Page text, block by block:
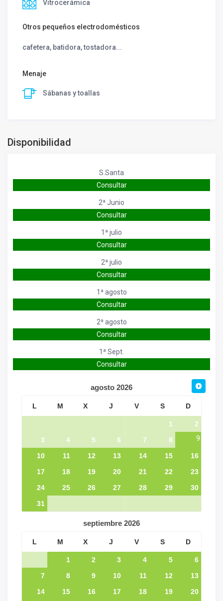
Vitrocerámica
Otros pequeños electrodomésticos
cafetera, batidora, tostadora...
Menaje
Sábanas y toallas
Disponibilidad
S.Santa
Consultar
2ª Junio
Consultar
1ª julio
Consultar
2ª julio
Consultar
1ª agosto
Consultar
2ª agosto
Consultar
1ª Sept.
Consultar
agosto 2026
L M X J V S D
1
2
3
4 5 6 7 8 9
10 11 12 13 14 15
16
17
18 19 20 21 22
23
24
25 26 27 28 29
30
31
septiembre 2026
L M X J V S D
1 2 3 4 5
6
7
8 9 10 11 12
13
14
15 16 17 18 19
20